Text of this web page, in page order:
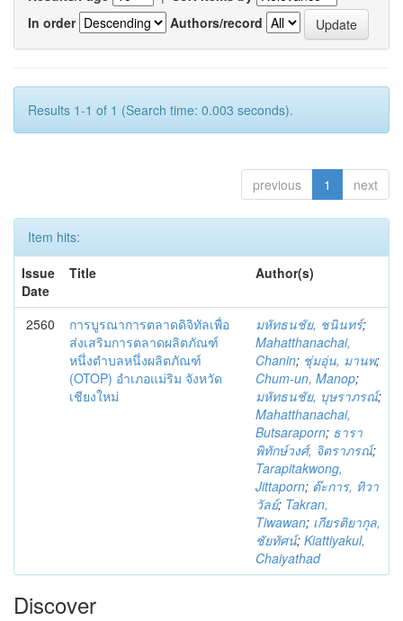
In order
Authors/record
Results 1-1 of 1 (Search time: 0.003 seconds).
previous 1 next
Item hits:
Issue
Date
Title Author(s)
2560
การบูรณาการตลาดดิจิทัลเพื่อ
ส่งเสริมการตลาดผลิตภัณฑ์
หนึ่งตำบลหนึ่งผลิตภัณฑ์
(OTOP) อำเภอแม่ริม จังหวัด
เชียงใหม่
มหัทธนชัย, ชนินทร์;
Mahatthanachai,
Chanin; ชุ่มอุ่น, มานพ;
Chum-un, Manop;
มหัทธนชัย, บุษราภรณ์;
Mahatthanachai,
Butsaraporn; ธารา
พิทักษ์วงศ์, จิตราภรณ์;
Tarapitakwong,
Jittaporn; ต๊ะการ, ทิวา
วัลย์; Takran,
Tiwawan; เกียรติยากุล,
ชัยทัศน์; Kiattiyakul,
Chaiyathad
Discover